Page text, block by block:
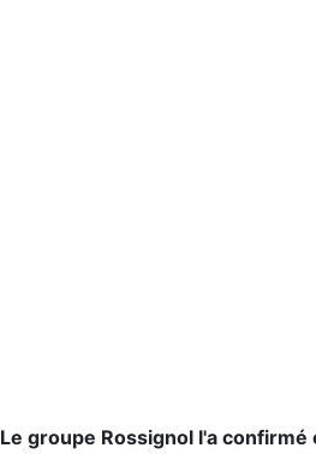
Le groupe Rossignol l'a confirmé